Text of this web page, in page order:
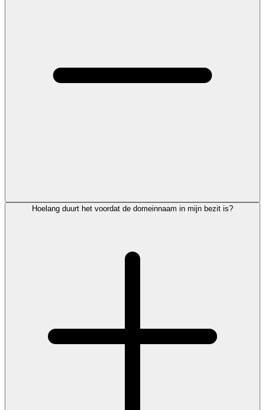
Hoelang duurt het voordat de domeinnaam in mijn bezit is?